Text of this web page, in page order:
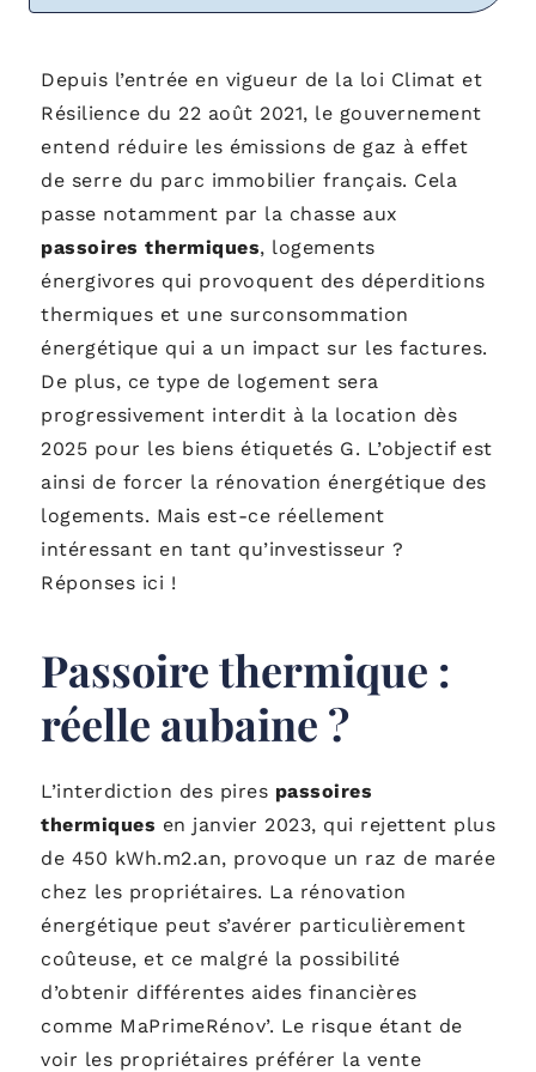
Depuis l’entrée en vigueur de la loi Climat et
Résilience du 22 août 2021, le gouvernement
entend réduire les émissions de gaz à effet
de serre du parc immobilier français. Cela
passe notamment par la chasse aux
passoires thermiques, logements
énergivores qui provoquent des déperditions
thermiques et une surconsommation
énergétique qui a un impact sur les factures.
De plus, ce type de logement sera
progressivement interdit à la location dès
2025 pour les biens étiquetés G. L’objectif est
ainsi de forcer la rénovation énergétique des
logements. Mais est-ce réellement
intéressant en tant qu’investisseur ?
Réponses ici !
Passoire thermique :
réelle aubaine ?
L’interdiction des pires passoires
thermiques en janvier 2023, qui rejettent plus
de 450 kWh.m2.an, provoque un raz de marée
chez les propriétaires. La rénovation
énergétique peut s’avérer particulièrement
coûteuse, et ce malgré la possibilité
d’obtenir différentes aides financières
comme MaPrimeRénov’. Le risque étant de
voir les propriétaires préférer la vente